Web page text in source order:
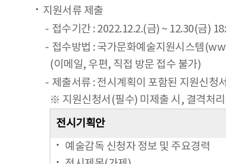
지원서류 제출
접수기간 : 2022.12.2.(금) ~ 12.30(금)
접수방법 : 국가문화예술지원시스템
(이메일, 우편, 직접 방문 접수 불가)
제출서류 : 전시계획이 포함된 지원신청
※ 지원신청서(필수) 미제출 시, 결격처
전시기획안
예술감독 신청자 정보 및 주요경력